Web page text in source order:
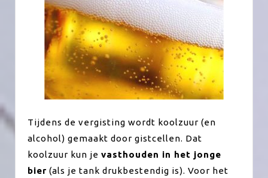
Tijdens de vergisting wordt koolzuur (en
alcohol) gemaakt door gistcellen. Dat
koolzuur kun je vasthouden in het jonge
bier (als je tank drukbestendig is). Voor het